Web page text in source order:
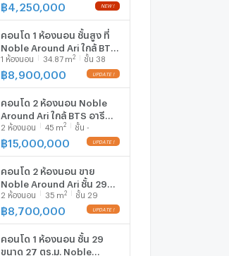
฿ 4,250,000
คอนโด 1 ห้องนอน ชั้นสูง ที่
Noble Around Ari ใกล้ BTS
อารี 100 ม. (ID 2477776)
1 ห้องนอน 34.87 m2 ชั้น 38
฿8,900,000
คอนโด 2 ห้องนอน Noble
Around Ari ใกล้ BTS อารี
100 ม. 📍 (ID 2757206)
2 ห้องนอน 45 m2 ชั้น -
฿15,000,000
คอนโด 2 ห้องนอน ขาย
Noble Around Ari ชั้น 29
ใกล้ BTS อารี 100 ม. (ID
3027866)
2 ห้องนอน 35 m2 ชั้น 29
฿8,700,000
คอนโด 1 ห้องนอน ชั้น 29
ขนาด 27 ตร.ม. Noble